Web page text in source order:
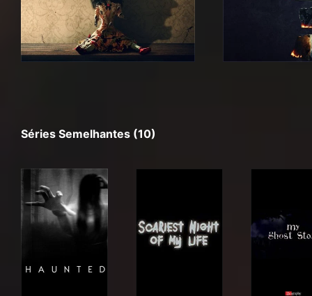
Séries Semelhantes (10)